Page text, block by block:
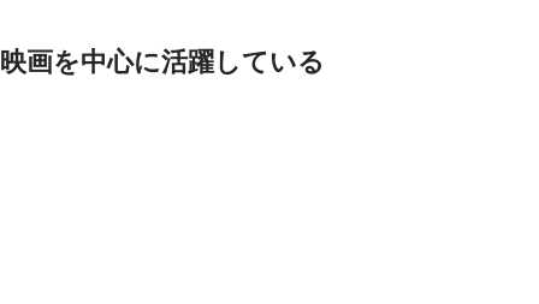
映画を中心に活躍している